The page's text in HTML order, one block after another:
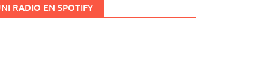
RADIO EN SPOTIFY